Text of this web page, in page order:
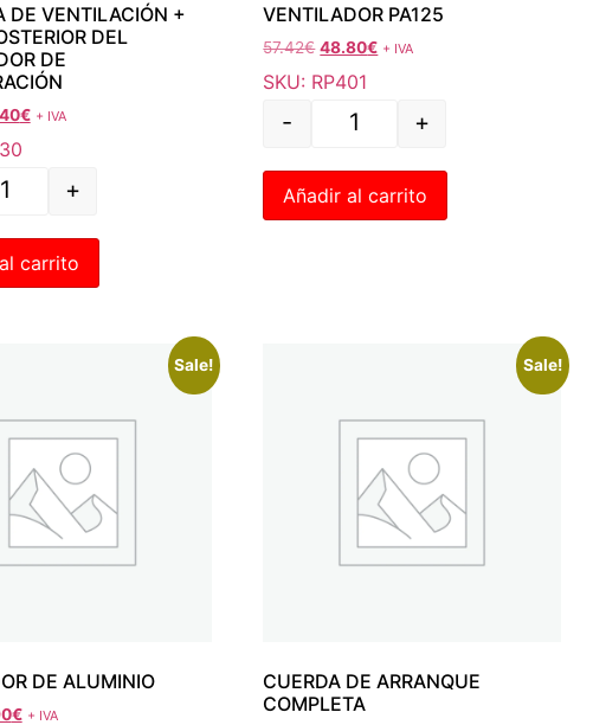
DE VENTILACIÓN +
DEL
DE
€ + IVA
+
carrito
VENTILADOR PA125
57.42€ 48.80€ + IVA
SKU: RP401
- +
Añadir al carrito
Sale!
DE ALUMINIO
€ + IVA
Sale!
CUERDA DE ARRANQUE
COMPLETA